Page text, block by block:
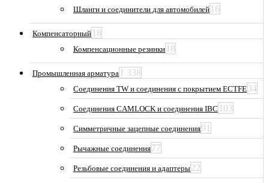
Шланги и соединители для автомобилей 16
Компенсаторный 18
Компенсационные резинки 18
Промышленная арматура 1 338
Соединения TW и соединения с покрытием ECTFE34
Соединения CAMLOCK и соединения IBC 103
Симметричные зацепные соединения91
Рычажные соединения77
Резьбовые соединения и адаптеры22